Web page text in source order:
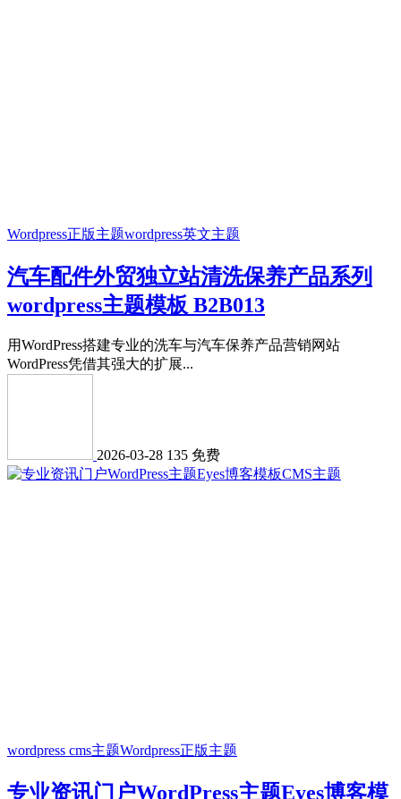
Wordpress正版主题wordpress英文主题
汽车配件外贸独立站清洗保养产品系列
wordpress主题模板 B2B013
用WordPress搭建专业的洗车与汽车保养产品营销网站
WordPress凭借其强大的扩展...
2026-03-28 135 免费
wordpress cms主题Wordpress正版主题
专业资讯门户WordPress主题Eyes博客模